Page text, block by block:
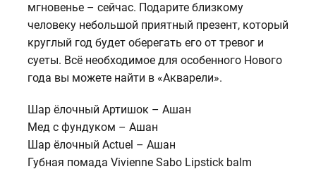
мгновенье – сейчас. Подарите близкому
человеку небольшой приятный презент, который
круглый год будет оберегать его от тревог и
суеты. Всё необходимое для особенного Нового
года вы можете найти в «Акварели».
Шар ёлочный Артишок – Ашан
Мед с фундуком – Ашан
Шар ёлочный Actuel – Ашан
Губная помада Vivienne Sabo Lipstick balm